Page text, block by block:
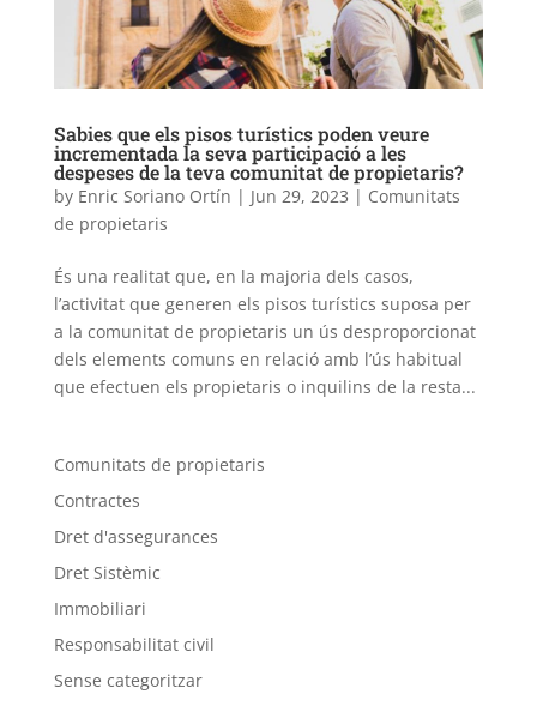
Sabies que els pisos turístics poden veure
incrementada la seva participació a les
despeses de la teva comunitat de propietaris?
by Enric Soriano Ortín | Jun 29, 2023 | Comunitats
de propietaris
És una realitat que, en la majoria dels casos,
l’activitat que generen els pisos turístics suposa per
a la comunitat de propietaris un ús desproporcionat
dels elements comuns en relació amb l’ús habitual
que efectuen els propietaris o inquilins de la resta...
Comunitats de propietaris
Contractes
Dret d'assegurances
Dret Sistèmic
Immobiliari
Responsabilitat civil
Sense categoritzar